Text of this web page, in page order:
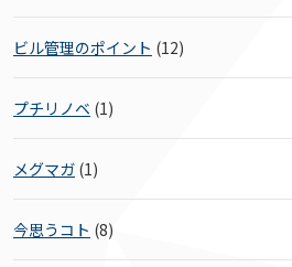
ビル管理のポイント (12)
プチリノベ (1)
メグマガ (1)
今思うコト (8)